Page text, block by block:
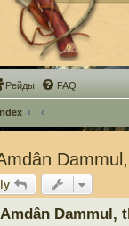
Рейды FAQ
Dammul,